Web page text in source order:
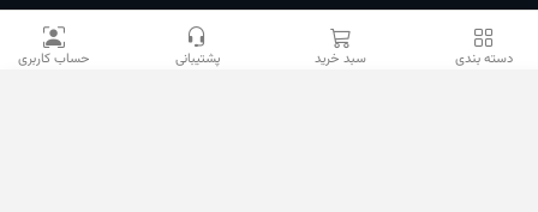
دسته بندی سبد خرید پشتیبانی حساب کاربری
02133941528